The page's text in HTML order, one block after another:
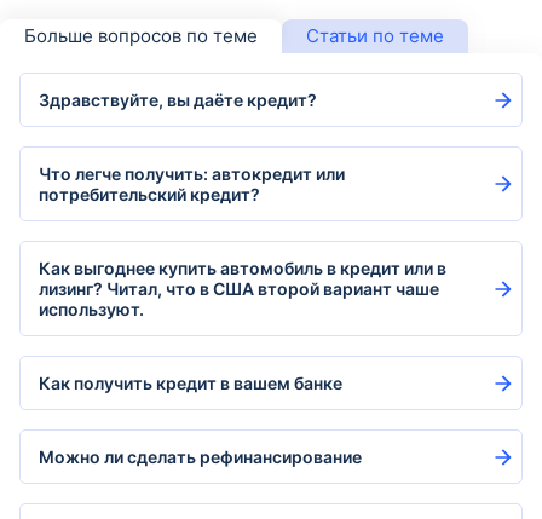
Больше вопросов по теме Статьи по теме
Здравствуйте, вы даёте кредит?
Что легче получить: автокредит или
потребительский кредит?
Как выгоднее купить автомобиль в кредит или в
лизинг? Читал, что в США второй вариант чаше
используют.
Как получить кредит в вашем банке
Можно ли сделать рефинансирование